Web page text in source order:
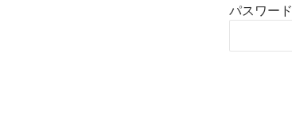
パスワード